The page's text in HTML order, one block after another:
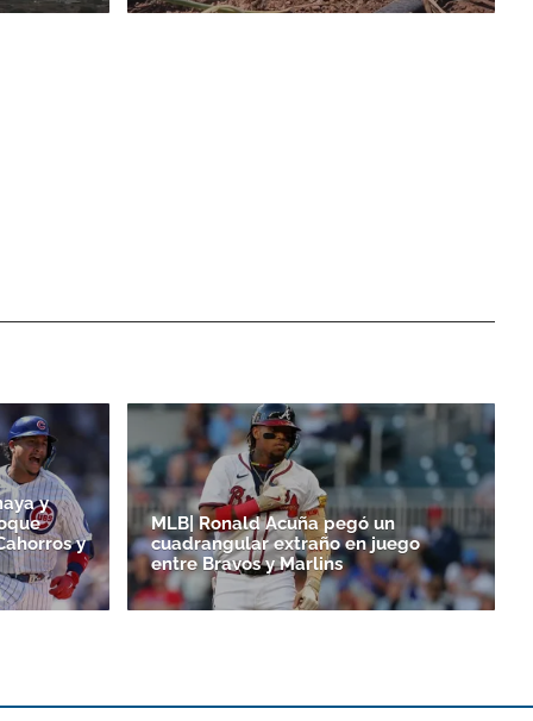
y
y
MLB| Ronald Acuña pegó un
cuadrangular extraño en juego
entre Bravos y Marlins